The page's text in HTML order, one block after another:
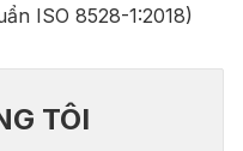
ISO 8528-1:2018)
TÔI